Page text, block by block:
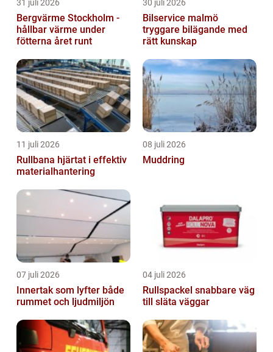
31 juli 2026
Bergvärme Stockholm -
hållbar värme under
fötterna året runt
30 juli 2026
Bilservice malmö
tryggare bilägande med
rätt kunskap
11 juli 2026
Rullbana hjärtat i effektiv
materialhantering
08 juli 2026
Muddring
07 juli 2026
Innertak som lyfter både
rummet och ljudmiljön
04 juli 2026
Rullspackel snabbare väg
till släta väggar